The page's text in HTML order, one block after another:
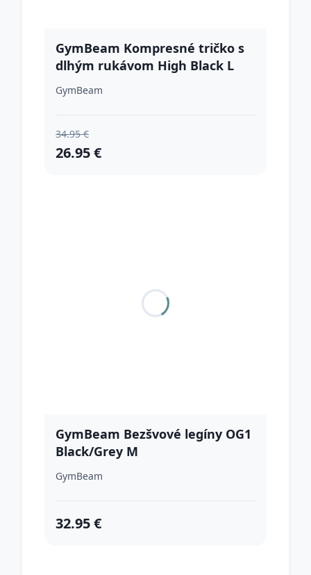
GymBeam Kompresné tričko s
dlhým rukávom High Black L
GymBeam
34.95 €
26.95 €
GymBeam Bezšvové legíny OG1
Black/Grey M
GymBeam
32.95 €